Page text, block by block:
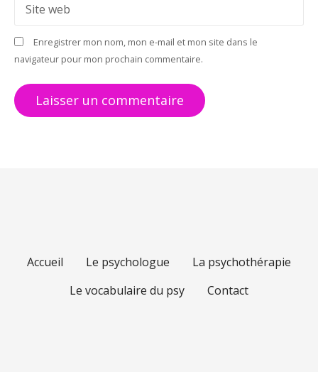
t
i
c
l
Site web
Enregistrer mon nom, mon e-mail et mon site dans le
navigateur pour mon prochain commentaire.
Accueil Le psychologue
La psychothérapie
Le vocabulaire du psy
Contact